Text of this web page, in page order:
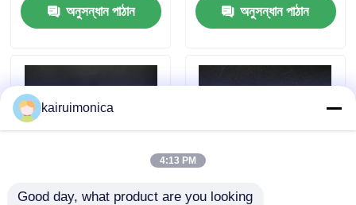
যোগাযোগ করুন
উদ্ধৃতির জন্য আবেদন
অনুসন্ধান পাঠান অনুসন্ধান পাঠান
kairuimonica
4:13 PM
Good day, what product are you looking